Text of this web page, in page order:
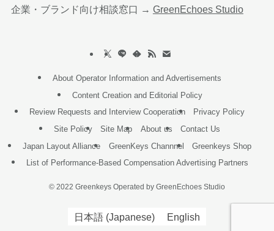
企業・ブランド向け相談窓口 → GreenEchoes Studio
About Operator Information and Advertisements
Content Creation and Editorial Policy
Review Requests and Interview Cooperation
Privacy Policy
Site Policy
Site Map About us
Contact Us
Japan Layout Alliance
GreenKeys Channnel
Greenkeys Shop
List of Performance-Based Compensation Advertising Partners
© 2022 Greenkeys Operated by GreenEchoes Studio
日本語 (Japanese) English